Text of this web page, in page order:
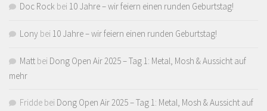
Doc Rock bei 10 Jahre – wir feiern einen runden Geburtstag!
Lony bei 10 Jahre – wir feiern einen runden Geburtstag!
Matt bei Dong Open Air 2025 – Tag 1: Metal, Mosh & Aussicht auf
mehr
Fridde bei Dong Open Air 2025 – Tag 1: Metal, Mosh & Aussicht auf